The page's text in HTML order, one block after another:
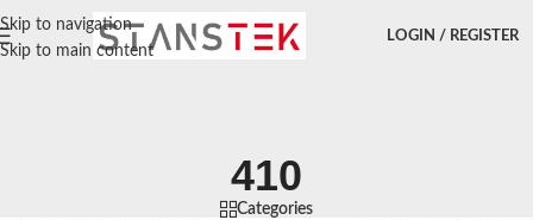
Skip to navigation
Skip to main content
LOGIN / REGISTER
410
Categories